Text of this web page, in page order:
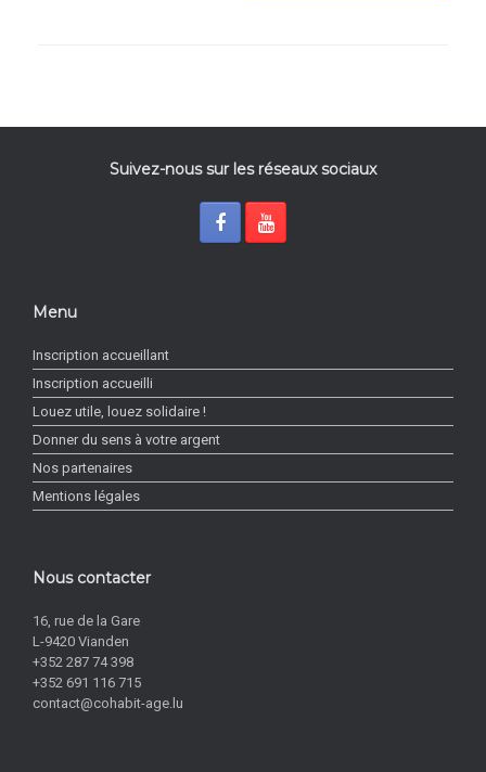
Suivez-nous sur les réseaux sociaux
Menu
Inscription accueillant
Inscription accueilli
Louez utile, louez solidaire !
Donner du sens à votre argent
Nos partenaires
Mentions légales
Nous contacter
16, rue de la Gare
L-9420 Vianden
+352 287 74 398
+352 691 116 715
contact@cohabit-age.lu